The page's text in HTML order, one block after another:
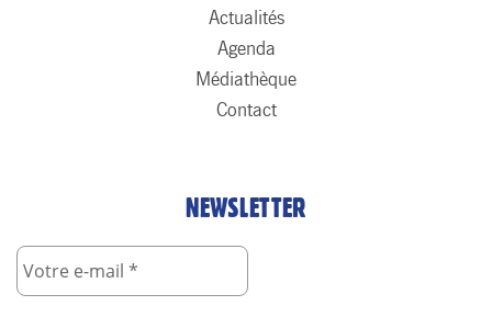
Actualités
Agenda
Médiathèque
Contact
NEWSLETTER